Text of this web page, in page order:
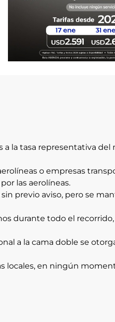
la tasa representativa del
o empresas
las aerolíneas.
previo aviso, pero se
durante todo el
a la cama doble se
locales, en ningún